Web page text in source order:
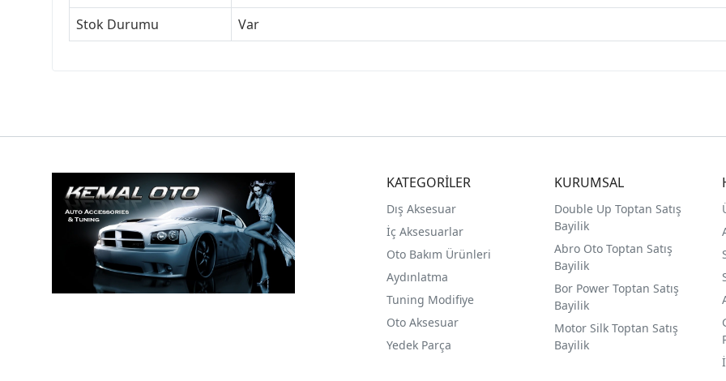
Stok Durumu
Var
KATEGORİLER
Dış Aksesuar
İç Aksesuarlar
Oto Bakım Ürünleri
Aydınlatma
Tuning Modifiye
Oto Aksesuar
Yedek Parça
KURUMSAL
Double Up Toptan Satış
Bayilik
Abro Oto Toptan Satış
Bayilik
Bor Power Toptan Satış
Bayilik
Motor Silk Toptan Satış
Bayilik